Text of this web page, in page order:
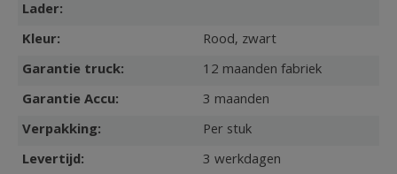
Lader:
Kleur:
Rood, zwart
Garantie truck:
12 maanden fabriek
Garantie Accu:
3 maanden
Verpakking:
Per stuk
Levertijd:
3 werkdagen